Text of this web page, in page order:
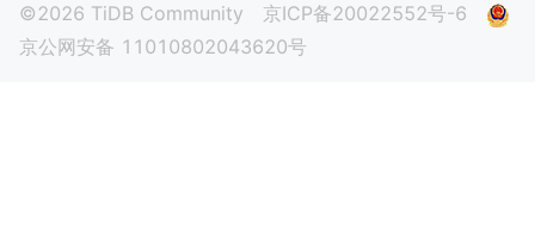
©2026 TiDB Community
京ICP备20022552号-6
京公网安备 11010802043620号